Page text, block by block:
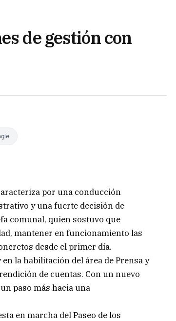
de gestión con
por una conducción
y una fuerte decisión de
comunal, quien sostuvo que
mantener en funcionamiento las
desde el primer día.
la habilitación del área de Prensa y
de cuentas. Con un nuevo
paso más hacia una
en marcha del Paseo de los